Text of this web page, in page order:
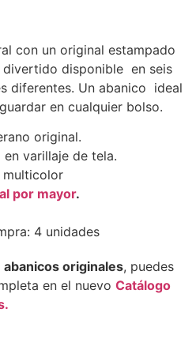
con un original estampado
disponible en seis
diferentes. Un abanico ideal
en cualquier bolso.
original.
varillaje de tela.
por mayor.
4 unidades
originales, puedes
en el nuevo Catálogo